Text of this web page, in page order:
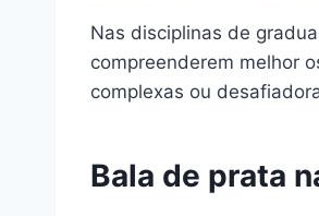
Nas disciplinas de
compreenderem melhor
complexas ou
Bala de prata